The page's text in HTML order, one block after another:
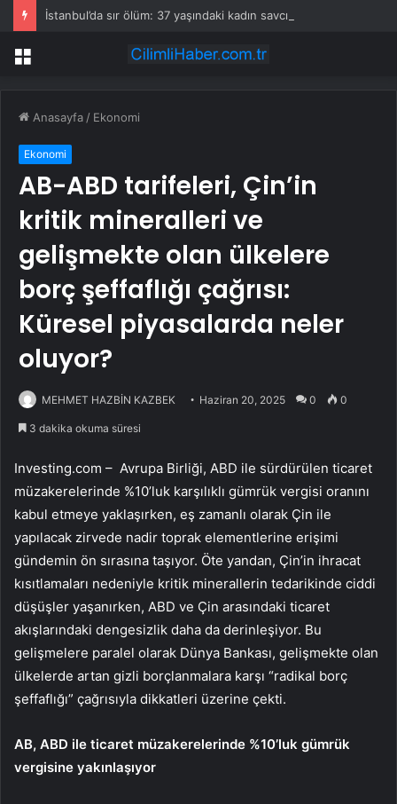
Menü
Anasayfa / Ekonomi
Ekonomi
AB-ABD tarifeleri, Çin’in
kritik mineralleri ve
gelişmekte olan ülkelere
borç şeffaflığı çağrısı:
Küresel piyasalarda neler
oluyor?
MEHMET HAZBİN KAZBEK Haziran 20, 2025 0 0
3 dakika okuma süresi
Investing.com – Avrupa Birliği, ABD ile sürdürülen ticaret
müzakerelerinde %10’luk karşılıklı gümrük vergisi oranını
kabul etmeye yaklaşırken, eş zamanlı olarak Çin ile
yapılacak zirvede nadir toprak elementlerine erişimi
gündemin ön sırasına taşıyor. Öte yandan, Çin’in ihracat
kısıtlamaları nedeniyle kritik minerallerin tedarikinde ciddi
düşüşler yaşanırken, ABD ve Çin arasındaki ticaret
akışlarındaki dengesizlik daha da derinleşiyor. Bu
gelişmelere paralel olarak Dünya Bankası, gelişmekte olan
ülkelerde artan gizli borçlanmalara karşı “radikal borç
şeffaflığı” çağrısıyla dikkatleri üzerine çekti.
AB, ABD ile ticaret müzakerelerinde %10’luk gümrük
vergisine yakınlaşıyor